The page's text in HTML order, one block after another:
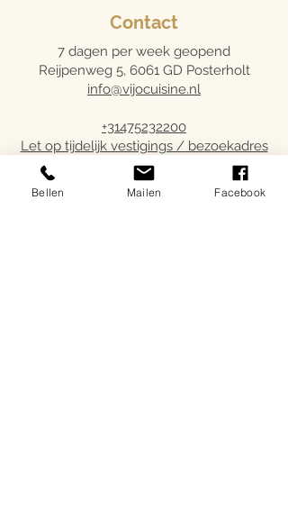
Contact
7 dagen per week geopend
Reijpenweg 5, 6061 GD Posterholt
info@vijocuisine.nl
+31475232200
Let op tijdelijk vestigings / bezoekadres
is
Schepelstraat 41 - Roermond
Bellen Mailen Facebook